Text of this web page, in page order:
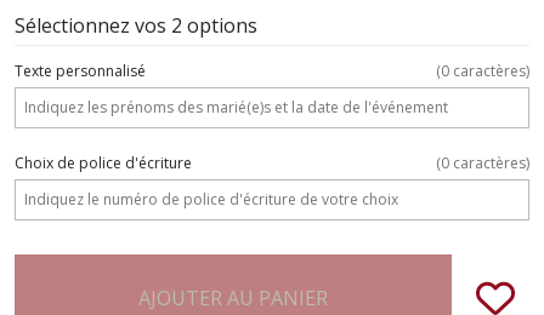
Sélectionnez vos 2 options
Texte personnalisé (0 caractères)
Choix de police d'écriture (0 caractères)
AJOUTER AU PANIER